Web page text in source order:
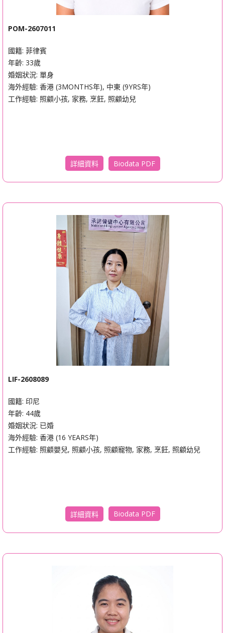
POM-2607011
國籍: 菲律賓
年齡: 33歲
婚姻狀況: 單身
海外經驗: 香港 (3MONTHS年), 中東 (9YRS年)
工作經驗: 照顧小孩, 家務, 烹飪, 照顧幼兒
詳細資料 Biodata PDF
LIF-2608089
國籍: 印尼
年齡: 44歲
婚姻狀況: 已婚
海外經驗: 香港 (16 YEARS年)
工作經驗: 照顧嬰兒, 照顧小孩, 照顧寵物, 家務, 烹飪, 照顧幼兒
詳細資料 Biodata PDF